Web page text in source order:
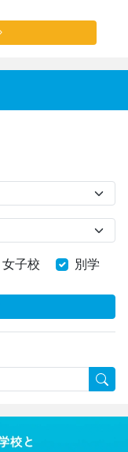
女子校 別学